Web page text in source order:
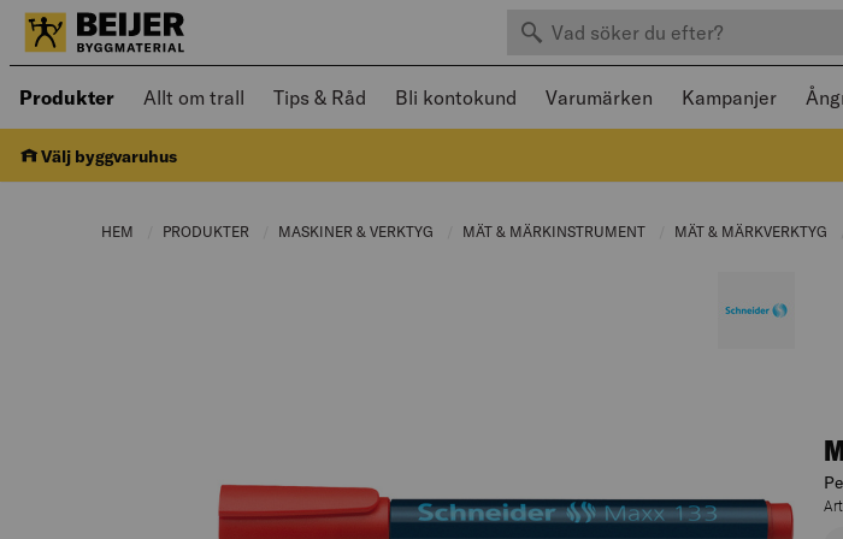
Sök efter produkter
Produkter Öppnad meny kan navigeras med piltangenter och stängas med Escape
Allt om trall Tips & Råd Bli kontokund Varumärken Kampanjer
Välj byggvaruhus
HEM PRODUKTER CURRENT PAGE:
MASKINER & VERKTYG CURRENT PAGE:
MÄT & MÄRKINSTRUMENT CURRENT PAGE:
MÄT & MÄRKVERKTYG